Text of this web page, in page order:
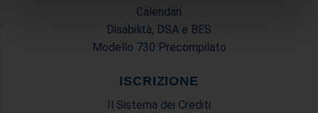
annunci, per fornire funzionalità dei social media e per
analizzare il nostro traffico. Condividiamo inoltre
informazioni sul modo in cui utilizza il nostro sito con i
pubblicità e social media, i quali potrebbero combinarle
con altre informazioni che ha fornito loro o che hanno
Calendari
Disabilità, DSA e BES
Modello 730 Precompilato
ISCRIZIONE
Il Sistema dei Crediti